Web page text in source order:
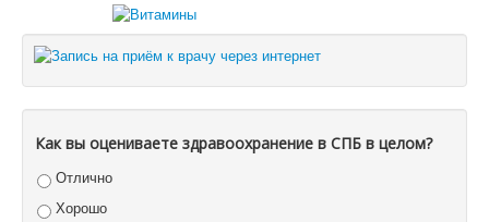
Как вы оцениваете здравоохранение в СПБ в целом?
Отлично
Хорошо